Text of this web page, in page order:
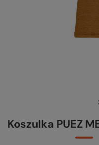
KUP-
Koszulka PUEZ